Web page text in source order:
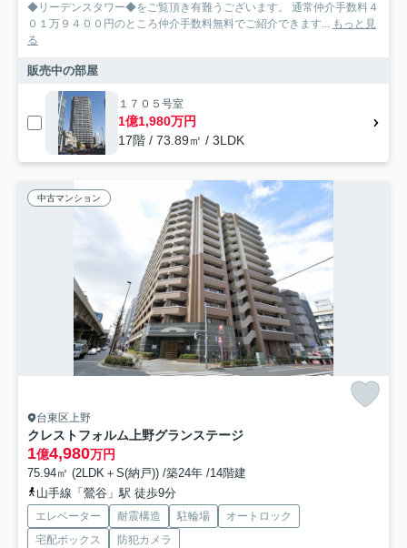
◆リーデンスタワー◆をご覧頂き有難うございます。 通常仲介手数料４
０１万９４００円のところ仲介手数料無料でご紹介できます... もっと見
る
販売中の部屋
１７０５号室
1億1,980万円
17階 / 73.89㎡ / 3LDK
中古マンション
台東区上野
クレストフォルム上野グランステージ
1億4,980万円
75.94㎡ (2LDK＋S(納戸)) /築24年 /14階建
山手線「鶯谷」駅 徒歩9分
エレベーター 耐震構造 駐輪場
オートロック
宅配ボックス
防犯カメラ